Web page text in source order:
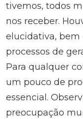
tivemos, todos
nos receber.
elucidativa, bem
processos de
Para qualquer
um pouco de
essencial.
preocupação